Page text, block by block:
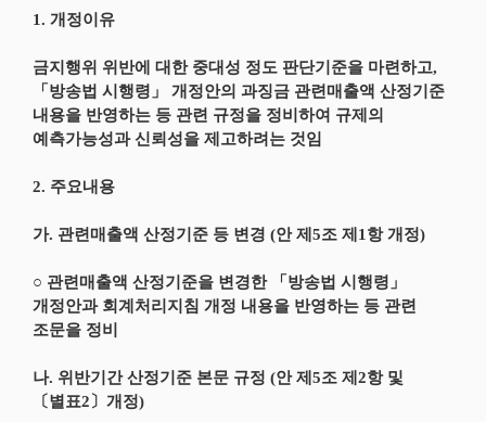
1. 개정이유
금지행위 위반에 대한 중대성 정도 판단기준을 마련하고,
「방송법 시행령」 개정안의 과징금 관련매출액 산정기준
내용을 반영하는 등 관련 규정을 정비하여 규제의
예측가능성과 신뢰성을 제고하려는 것임
2. 주요내용
가. 관련매출액 산정기준 등 변경 (안 제5조 제1항 개정)
○ 관련매출액 산정기준을 변경한 「방송법 시행령」
개정안과 회계처리지침 개정 내용을 반영하는 등 관련
조문을 정비
나. 위반기간 산정기준 본문 규정 (안 제5조 제2항 및
〔별표2〕개정)